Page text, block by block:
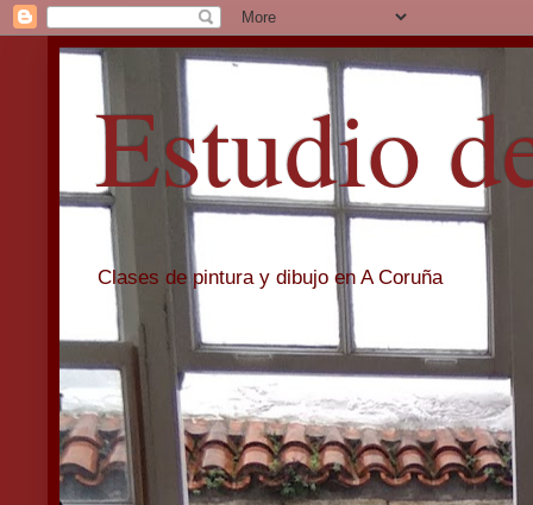
Estudio
Clases de pintura y dibujo en A Coruña